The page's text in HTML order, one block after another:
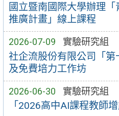
國立暨南國際大學辦理
推廣計畫」線上課程
2026-07-09 實驗研究組
社企流股份有限公司「
及免費培力工作坊
2026-06-30 實驗研究組
「2026高中AI課程教師增